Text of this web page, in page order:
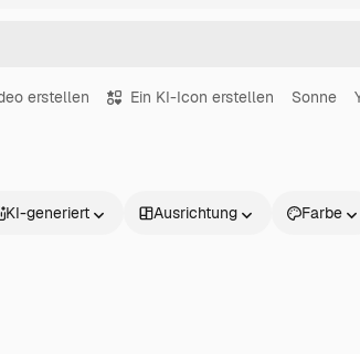
erstellen Ein KI-Icon erstellen Sonne
KI-generiert Ausrichtung Farbe